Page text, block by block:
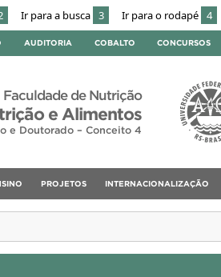
Ir para a busca 3 Ir para o rodapé 4
AUDITORIA COBALTO CONCURSOS
Faculdade de Nutrição
e Alimentos
e Doutorado – Conceito 4
PROJETOS INTERNACIONALIZAÇÃO